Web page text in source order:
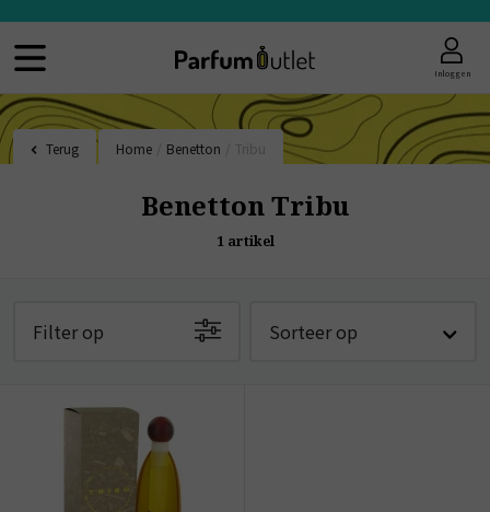
Inloggen
Terug Home Benetton
Benetton Tribu
1 artikel
Filter op Sorteer op